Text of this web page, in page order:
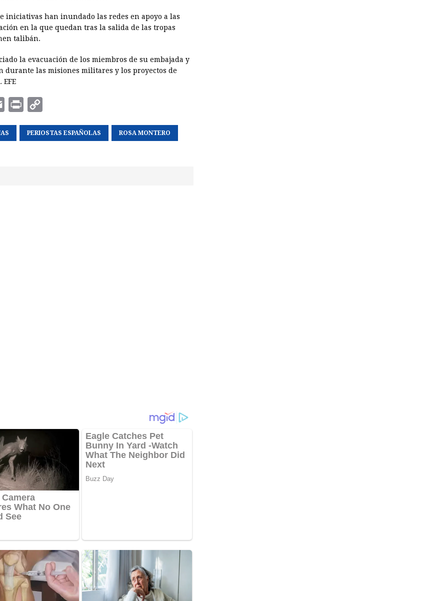
iniciativas han inundado las redes en apoyo a las
en la que quedan tras la salida de las tropas
talibán.
la evacuación de los miembros de su embajada y
durante las misiones militares y los proyectos de
a
p
PERIOSTAS ESPAÑOLAS ROSA MONTERO